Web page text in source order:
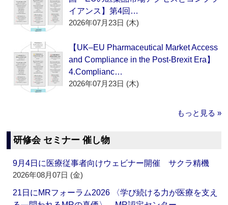
イアンス】第4回…
2026年07月23日 (木)
【UK–EU Pharmaceutical Market Access
and Compliance in the Post-Brexit Era】
4.Complianc…
2026年07月23日 (木)
もっと見る »
研修会 セミナー 催し物
9月4日に医療従事者向けウェビナー開催 サクラ精機
2026年08月07日 (金)
21日にMRフォーラム2026 〈学び続ける力が医療を支え